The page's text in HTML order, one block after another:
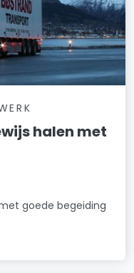
halen met
goede begeiding